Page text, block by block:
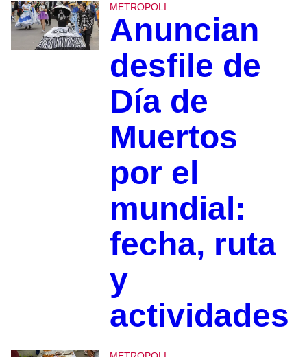
METROPOLI
Anuncian
desfile de
Día de
Muertos
por el
mundial:
fecha, ruta
y
actividades